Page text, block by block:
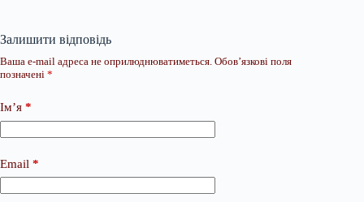
Залишити відповідь
Ваша e-mail адреса не оприлюднюватиметься. Обов’язкові поля
позначені *
Ім’я *
Email *